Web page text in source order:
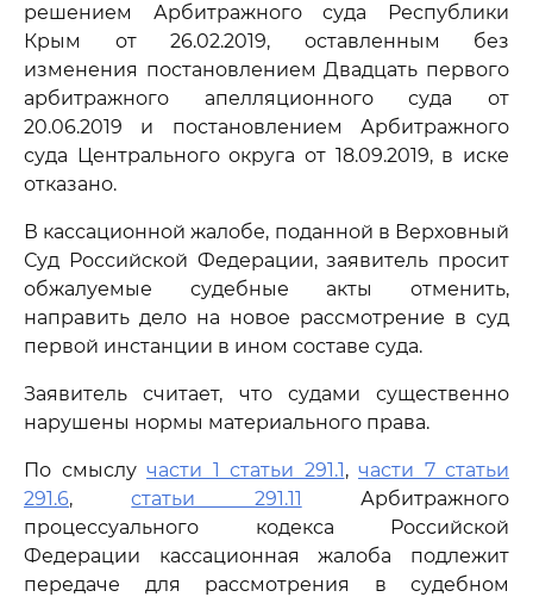
решением Арбитражного суда Республики
Крым от 26.02.2019, оставленным без
изменения постановлением Двадцать первого
арбитражного апелляционного суда от
20.06.2019 и постановлением Арбитражного
суда Центрального округа от 18.09.2019, в иске
отказано.
В кассационной жалобе, поданной в Верховный
Суд Российской Федерации, заявитель просит
обжалуемые судебные акты отменить,
направить дело на новое рассмотрение в суд
первой инстанции в ином составе суда.
Заявитель считает, что судами существенно
нарушены нормы материального права.
По смыслу части 1 статьи 291.1, части 7 статьи
291.6,статьи 291.11 Арбитражного
процессуального кодекса Российской
Федерации кассационная жалоба подлежит
передаче для рассмотрения в судебном